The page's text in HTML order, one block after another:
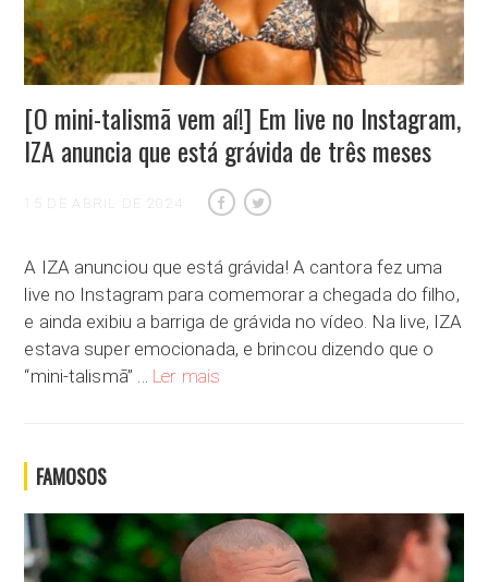
[O mini-talismã vem aí!] Em live no Instagram,
IZA anuncia que está grávida de três meses
15 DE ABRIL DE 2024
A IZA anunciou que está grávida! A cantora fez uma
live no Instagram para comemorar a chegada do filho,
e ainda exibiu a barriga de grávida no vídeo. Na live, IZA
estava super emocionada, e brincou dizendo que o
“mini-talismã” … Ler mais
FAMOSOS